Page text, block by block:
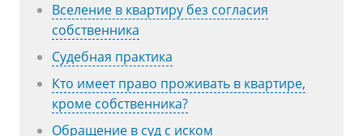
Вселение в квартиру без согласия
собственника
Судебная практика
Кто имеет право проживать в квартире,
кроме собственника?
Обращение в суд с иском